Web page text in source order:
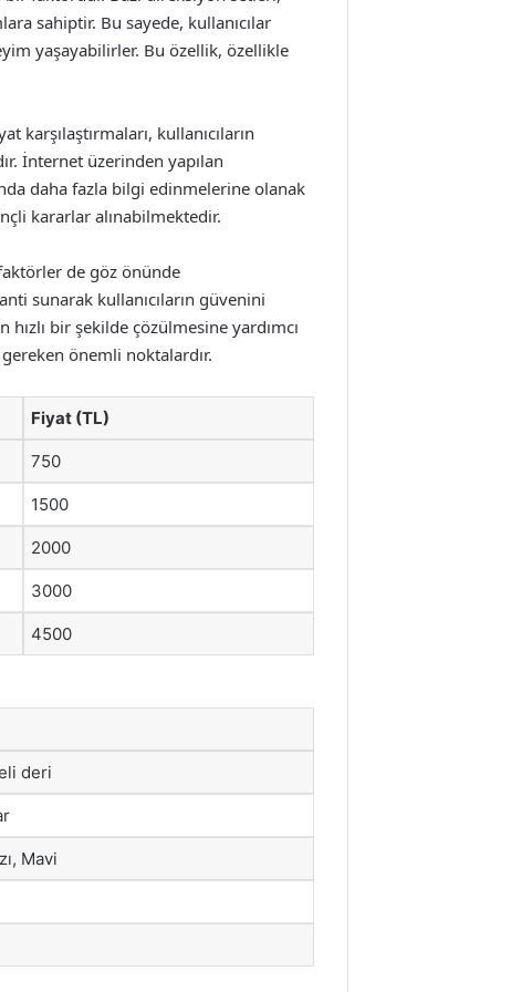
sahiptir. Bu sayede, kullanıcılar
yaşayabilirler. Bu özellik, özellikle
karşılaştırmaları, kullanıcıların
İnternet üzerinden yapılan
daha fazla bilgi edinmelerine olanak
kararlar alınabilmektedir.
de göz önünde
sunarak kullanıcıların güvenini
bir şekilde çözülmesine yardımcı
önemli noktalardır.
Fiyat (TL)
750
1500
2000
3000
4500
deri
Mavi